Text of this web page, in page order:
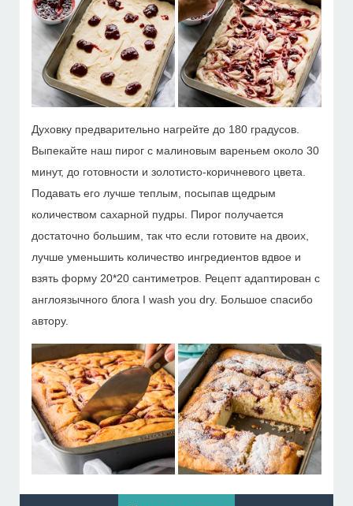
Духовку предварительно нагрейте до 180 градусов.
Выпекайте наш пирог с малиновым вареньем около 30
минут, до готовности и золотисто-коричневого цвета.
Подавать его лучше теплым, посыпав щедрым
количеством сахарной пудры. Пирог получается
достаточно большим, так что если готовите на двоих,
лучше уменьшить количество ингредиентов вдвое и
взять форму 20*20 сантиметров. Рецепт адаптирован с
англоязычного блога I wash you dry. Большое спасибо
автору.